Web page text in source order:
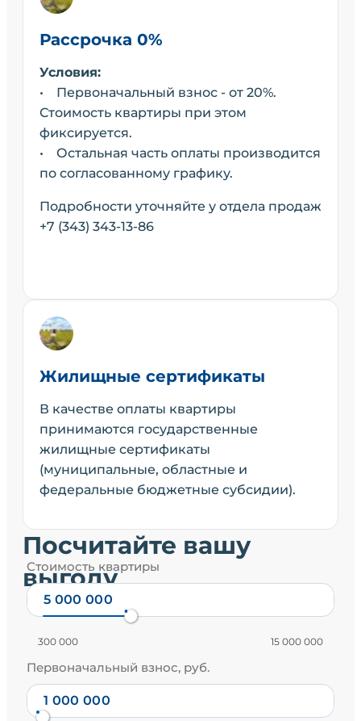
Рассрочка 0%
Условия:
• Первоначальный взнос - от 20%.
Стоимость квартиры при этом
фиксируется.
• Остальная часть оплаты производится
по согласованному графику.
Подробности уточняйте у отдела продаж
+7 (343) 343-13-86
Жилищные сертификаты
В качестве оплаты квартиры
принимаются государственные
жилищные сертификаты
(муниципальные, областные и
федеральные бюджетные субсидии).
Посчитайте вашу
выгоду
Стоимость квартиры
300 000 15 000 000
Первоначальный взнос, руб.